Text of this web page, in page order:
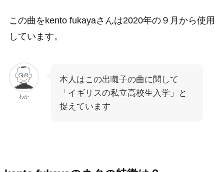
この曲をkento fukayaさんは2020年の９月から使用
しています。
わか
本人はこの出囃子の曲に関して
「イギリスの私立高校生入学」と
捉えています